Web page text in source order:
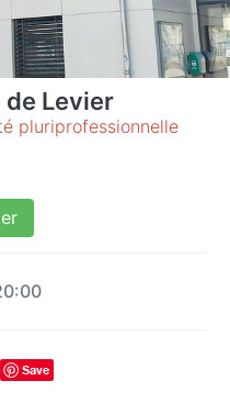
de Levier
pluriprofessionnelle
Save